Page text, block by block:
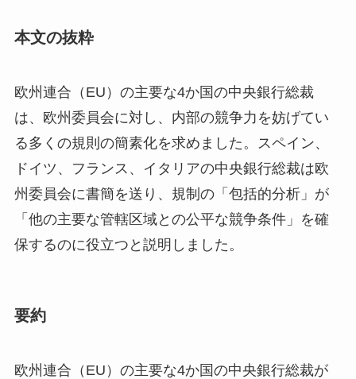
本文の抜粋
欧州連合（EU）の主要な4か国の中央銀行総裁
は、欧州委員会に対し、内部の競争力を妨げてい
る多くの規則の簡素化を求めました。スペイン、
ドイツ、フランス、イタリアの中央銀行総裁は欧
州委員会に書簡を送り、規制の「包括的分析」が
「他の主要な管轄区域との公平な競争条件」を確
保するのに役立つと説明しました。
要約
欧州連合（EU）の主要な4か国の中央銀行総裁が